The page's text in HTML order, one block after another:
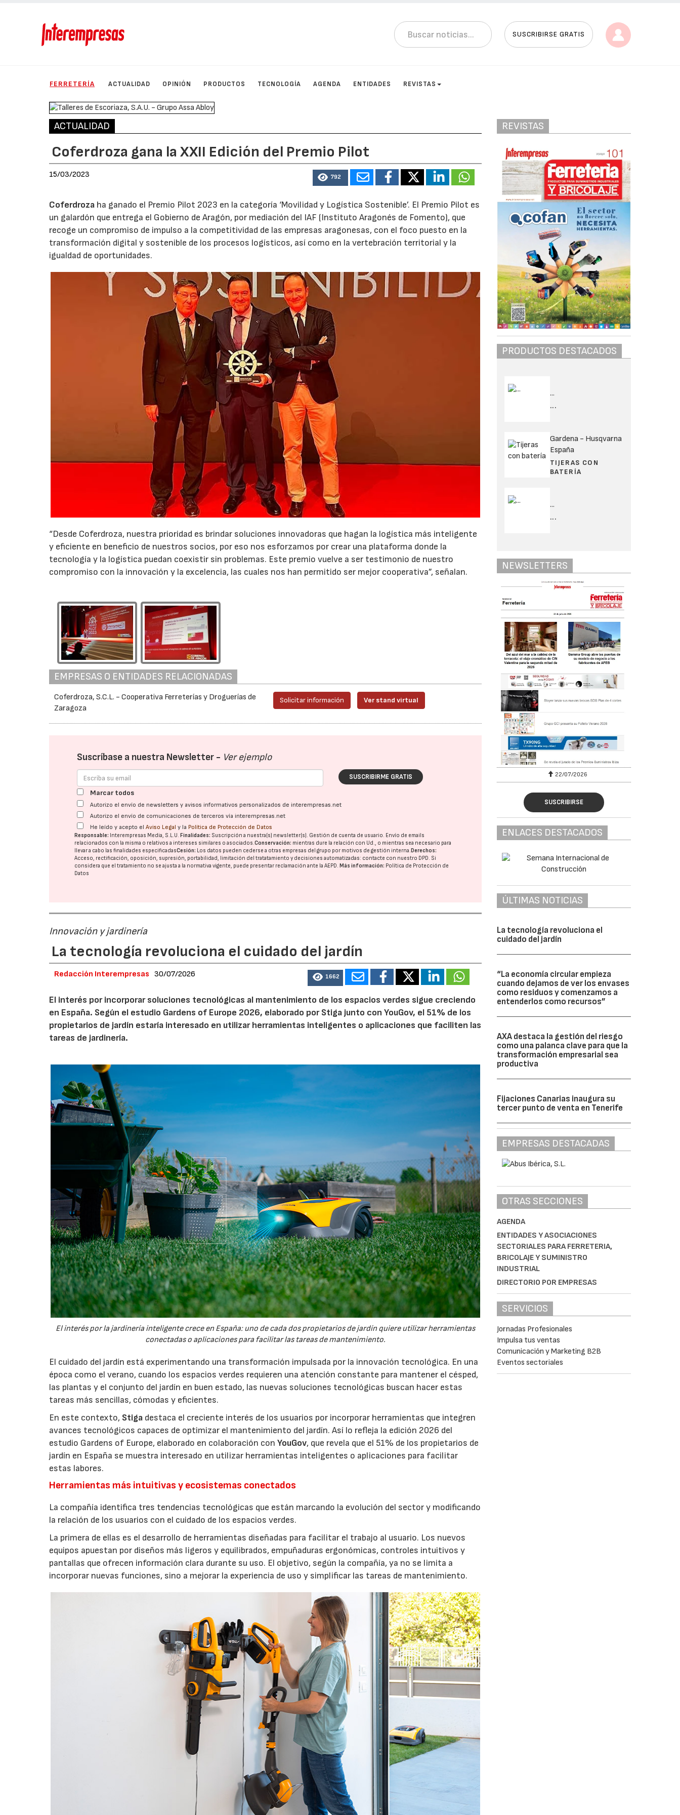
SUSCRIBIRSE GRATIS
FERRETERÍA ACTUALIDAD OPINIÓN PRODUCTOS TECNOLOGÍA AGENDA ENTIDADES REVISTAS
ACTUALIDAD
Coferdroza gana la XXII Edición del Premio Pilot
15/03/2023 792
Coferdroza ha ganado el Premio Pilot 2023 en la categoría ‘Movilidad y Logística Sostenible’. El Premio Pilot es
un galardón que entrega el Gobierno de Aragón, por mediación del IAF (Instituto Aragonés de Fomento), que
recoge un compromiso de impulso a la competitividad de las empresas aragonesas, con el foco puesto en la
transformación digital y sostenible de los procesos logísticos, así como en la vertebración territorial y la
igualdad de oportunidades.
“Desde Coferdroza, nuestra prioridad es brindar soluciones innovadoras que hagan la logística más inteligente
y eficiente en beneficio de nuestros socios, por eso nos esforzamos por crear una plataforma donde la
tecnología y la logística puedan coexistir sin problemas. Este premio vuelve a ser testimonio de nuestro
compromiso con la innovación y la excelencia, las cuales nos han permitido ser mejor cooperativa”, señalan.
EMPRESAS O ENTIDADES RELACIONADAS
Coferdroza, S.C.L. - Cooperativa Ferreterías y Droguerías de
Zaragoza
Solicitar información Ver stand virtual
Suscríbase a nuestra Newsletter - Ver ejemplo
SUSCRIBIRME GRATIS
Marcar todos
Autorizo el envío de newsletters y avisos informativos personalizados de interempresas.net
Autorizo el envío de comunicaciones de terceros vía interempresas.net
He leído y acepto elAviso Legal y la Política de Protección de Datos
Responsable: Interempresas Media, S.L.U. Finalidades: Suscripción a nuestra(s) newsletter(s). Gestión de cuenta de usuario. Envío de emails
relacionados con la misma o relativos a intereses similares o asociados.Conservación: mientras dure la relación con Ud., o mientras sea necesario para
llevar a cabo las finalidades especificadasCesión: Los datos pueden cederse a otras empresas del grupo por motivos de gestión interna. Derechos:
Acceso, rectificación, oposición, supresión, portabilidad, limitación del tratatamiento y decisiones automatizadas: contacte con nuestro DPD. Si
considera que el tratamiento no se ajusta a la normativa vigente, puede presentar reclamación ante laAEPD. Más información: Política de Protección de
Datos
Innovación y jardinería
La tecnología revoluciona el cuidado del jardín
Redacción Interempresas 30/07/2026 1662
El interés por incorporar soluciones tecnológicas al mantenimiento de los espacios verdes sigue creciendo
en España. Según el estudio Gardens of Europe 2026, elaborado por Stiga junto con YouGov, el 51% de los
propietarios de jardín estaría interesado en utilizar herramientas inteligentes o aplicaciones que faciliten las
tareas de jardinería.
El interés por la jardinería inteligente crece en España: uno de cada dos propietarios de jardín quiere utilizar herramientas
conectadas o aplicaciones para facilitar las tareas de mantenimiento.
El cuidado del jardín está experimentando una transformación impulsada por la innovación tecnológica. En una
época como el verano, cuando los espacios verdes requieren una atención constante para mantener el césped,
las plantas y el conjunto del jardín en buen estado, las nuevas soluciones tecnológicas buscan hacer estas
tareas más sencillas, cómodas y eficientes.
En este contexto, Stiga destaca el creciente interés de los usuarios por incorporar herramientas que integren
avances tecnológicos capaces de optimizar el mantenimiento del jardín. Así lo refleja la edición 2026 del
estudio Gardens of Europe, elaborado en colaboración conYouGov, que revela que el 51% de los propietarios de
jardín en España se muestra interesado en utilizar herramientas inteligentes o aplicaciones para facilitar
estas labores.
Herramientas más intuitivas y ecosistemas conectados
La compañía identifica tres tendencias tecnológicas que están marcando la evolución del sector y modificando
la relación de los usuarios con el cuidado de los espacios verdes.
La primera de ellas es el desarrollo de herramientas diseñadas para facilitar el trabajo al usuario. Los nuevos
equipos apuestan por diseños más ligeros y equilibrados, empuñaduras ergonómicas, controles intuitivos y
pantallas que ofrecen información clara durante su uso. El objetivo, según la compañía, ya no se limita a
incorporar nuevas funciones, sino a mejorar la experiencia de uso y simplificar las tareas de mantenimiento.
REVISTAS
PRODUCTOS DESTACADOS
...
...
Gardena - Husqvarna
España
TIJERAS CON
BATERÍA
...
...
NEWSLETTERS
29/07/2026 22/07/2026
SUSCRIBIRSE
ENLACES DESTACADOS
ÚLTIMAS NOTICIAS
La tecnología revoluciona el
cuidado del jardín
“La economía circular empieza
cuando dejamos de ver los envases
como residuos y comenzamos a
entenderlos como recursos”
AXA destaca la gestión del riesgo
como una palanca clave para que la
transformación empresarial sea
productiva
Fijaciones Canarias inaugura su
tercer punto de venta en Tenerife
EMPRESAS DESTACADAS
OTRAS SECCIONES
AGENDA
ENTIDADES Y ASOCIACIONES
SECTORIALES PARA FERRETERIA,
BRICOLAJE Y SUMINISTRO
INDUSTRIAL
DIRECTORIO POR EMPRESAS
SERVICIOS
Jornadas Profesionales
Impulsa tus ventas
Comunicación y Marketing B2B
Eventos sectoriales